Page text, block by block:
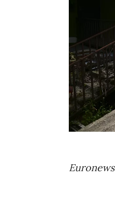
Euronews